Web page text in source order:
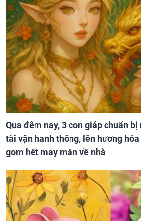
Qua đêm nay, 3 con giáp chuẩn
tài vận hanh thông, lên hương
gom hết may mắn về nhà